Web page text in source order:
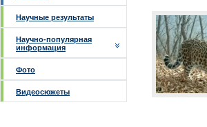
Научные результаты
Научно-популярная
информация
Фото
Видеосюжеты